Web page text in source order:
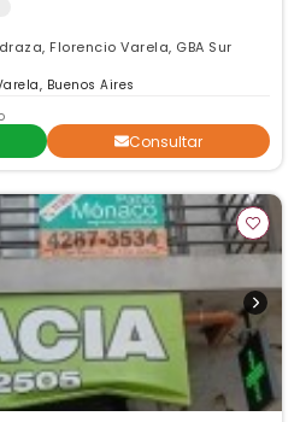
Florencio Varela, GBA Sur
Buenos Aires
Consultar